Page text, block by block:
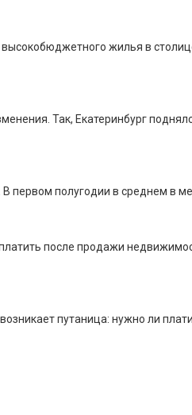
жилья в
Так, Екатеринбург
первом полугодии в среднем в
после продажи
путаница: нужно ли